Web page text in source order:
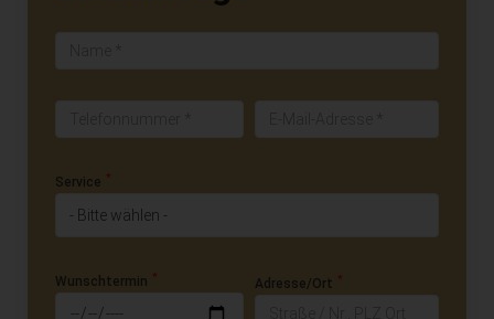
Service *
Wunschtermin * Adresse/Ort *